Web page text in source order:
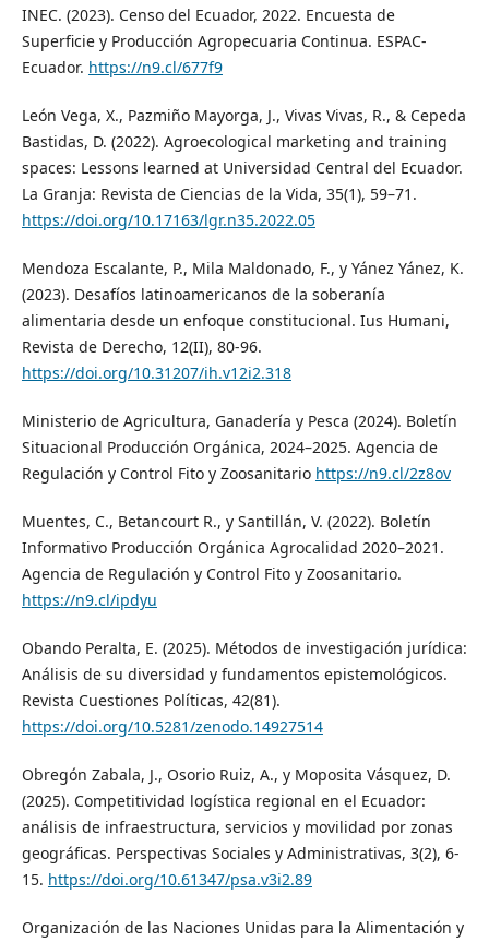
INEC. (2023). Censo del Ecuador, 2022. Encuesta de
Superficie y Producción Agropecuaria Continua. ESPAC-
Ecuador. https://n9.cl/677f9
León Vega, X., Pazmiño Mayorga, J., Vivas Vivas, R., & Cepeda
Bastidas, D. (2022). Agroecological marketing and training
spaces: Lessons learned at Universidad Central del Ecuador.
La Granja: Revista de Ciencias de la Vida, 35(1), 59–71.
https://doi.org/10.17163/lgr.n35.2022.05
Mendoza Escalante, P., Mila Maldonado, F., y Yánez Yánez, K.
(2023). Desafíos latinoamericanos de la soberanía
alimentaria desde un enfoque constitucional. Ius Humani,
Revista de Derecho, 12(II), 80-96.
https://doi.org/10.31207/ih.v12i2.318
Ministerio de Agricultura, Ganadería y Pesca (2024). Boletín
Situacional Producción Orgánica, 2024–2025. Agencia de
Regulación y Control Fito y Zoosanitario https://n9.cl/2z8ov
Muentes, C., Betancourt R., y Santillán, V. (2022). Boletín
Informativo Producción Orgánica Agrocalidad 2020–2021.
Agencia de Regulación y Control Fito y Zoosanitario.
https://n9.cl/ipdyu
Obando Peralta, E. (2025). Métodos de investigación jurídica:
Análisis de su diversidad y fundamentos epistemológicos.
Revista Cuestiones Políticas, 42(81).
https://doi.org/10.5281/zenodo.14927514
Obregón Zabala, J., Osorio Ruiz, A., y Moposita Vásquez, D.
(2025). Competitividad logística regional en el Ecuador:
análisis de infraestructura, servicios y movilidad por zonas
geográficas. Perspectivas Sociales y Administrativas, 3(2), 6-
15. https://doi.org/10.61347/psa.v3i2.89
Organización de las Naciones Unidas para la Alimentación y